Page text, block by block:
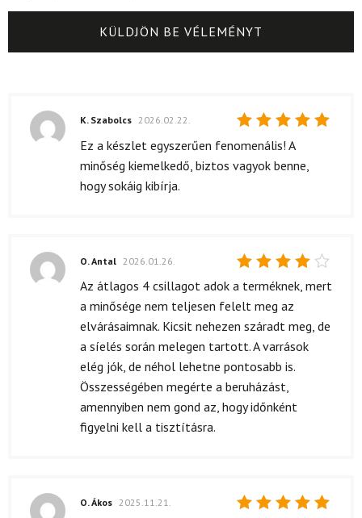
Értékelés:
K. Szabolcs 2026.02.22.
Ez a készlet egyszerűen fenomenális! A
minőség kiemelkedő, biztos vagyok benne,
hogy sokáig kibírja.
Értékelés:
O. Antal 2026.01.26.
Az átlagos 4 csillagot adok a terméknek, mert
a minősége nem teljesen felelt meg az
elvárásaimnak. Kicsit nehezen száradt meg, de
a síelés során melegen tartott. A varrások
elég jók, de néhol lehetne pontosabb is.
Összességében megérte a beruházást,
amennyiben nem gond az, hogy időnként
figyelni kell a tisztításra.
O. Ákos 2025.11.21.